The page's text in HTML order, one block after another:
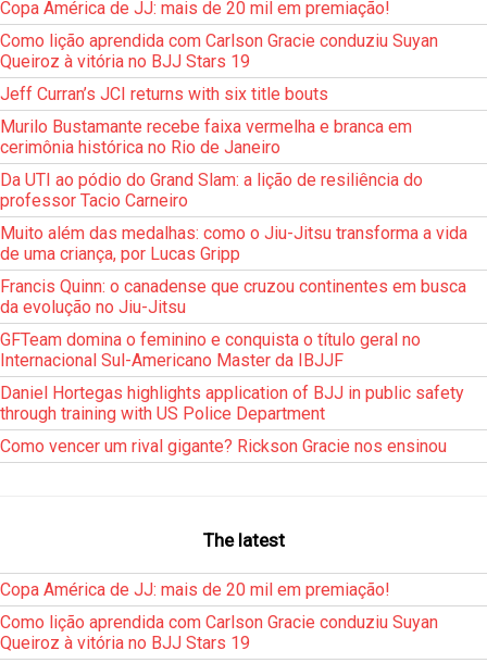
Copa América de JJ: mais de 20 mil em premiação!
Como lição aprendida com Carlson Gracie conduziu Suyan
Queiroz à vitória no BJJ Stars 19
Jeff Curran’s JCI returns with six title bouts
Murilo Bustamante recebe faixa vermelha e branca em
cerimônia histórica no Rio de Janeiro
Da UTI ao pódio do Grand Slam: a lição de resiliência do
professor Tacio Carneiro
Muito além das medalhas: como o Jiu-Jitsu transforma a vida
de uma criança, por Lucas Gripp
Francis Quinn: o canadense que cruzou continentes em busca
da evolução no Jiu-Jitsu
GFTeam domina o feminino e conquista o título geral no
Internacional Sul-Americano Master da IBJJF
Daniel Hortegas highlights application of BJJ in public safety
through training with US Police Department
Como vencer um rival gigante? Rickson Gracie nos ensinou
The latest
Copa América de JJ: mais de 20 mil em premiação!
Como lição aprendida com Carlson Gracie conduziu Suyan
Queiroz à vitória no BJJ Stars 19